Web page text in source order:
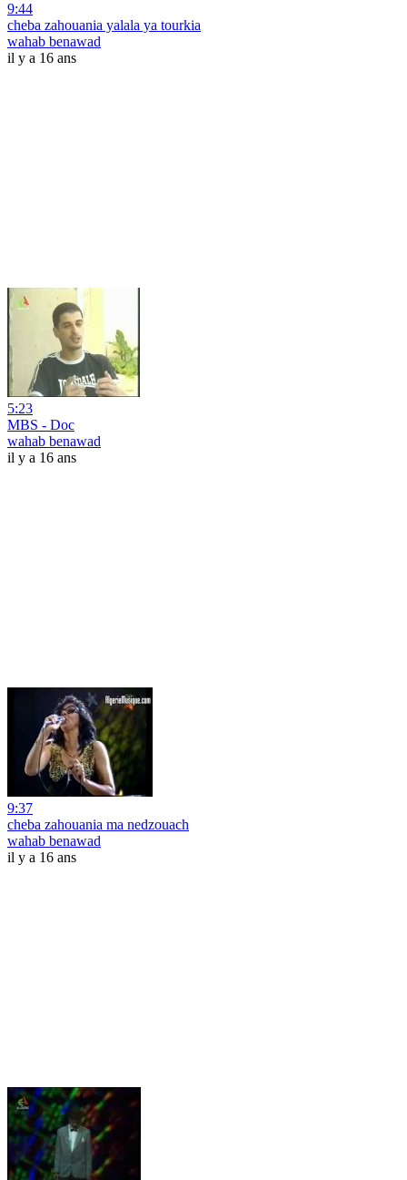
9:44
cheba zahouania yalala ya tourkia
wahab benawad
il y a 16 ans
5:23
MBS - Doc
wahab benawad
il y a 16 ans
9:37
cheba zahouania ma nedzouach
wahab benawad
il y a 16 ans